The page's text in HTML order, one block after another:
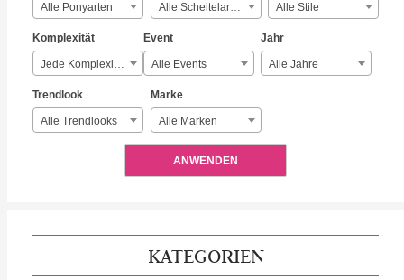
Alle Ponyarten Alle Scheitelarten Alle Stile
Komplexität
Jede Komplexität
Event
Alle Events
Jahr
Alle Jahre
Trendlook
Alle Trendlooks
Marke
Alle Marken
ANWENDEN
KATEGORIEN